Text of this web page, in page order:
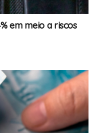
em meio a riscos